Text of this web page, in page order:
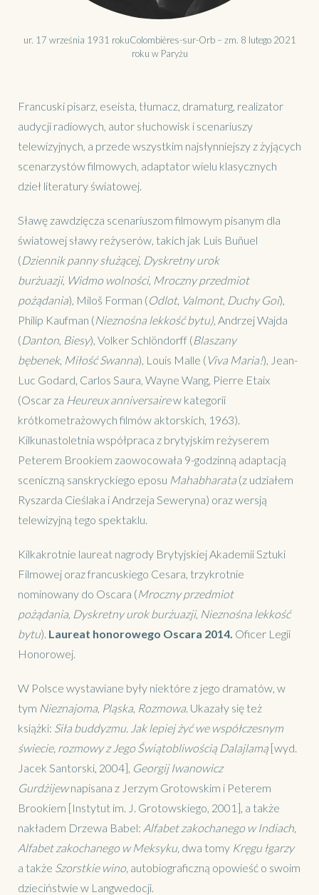
ur. 17 września 1931 rokuColombières-sur-Orb – zm. 8 lutego 2021
roku w Paryżu
Francuski pisarz, eseista, tłumacz, dramaturg, realizator
audycji radiowych, autor słuchowisk i scenariuszy
telewizyjnych, a przede wszystkim najsłynniejszy z żyjących
scenarzystów filmowych, adaptator wielu klasycznych
dzieł literatury światowej.
Sławę zawdzięcza scenariuszom filmowym pisanym dla
światowej sławy reżyserów, takich jak Luis Buñuel
(Dziennik panny służącej, Dyskretny urok
burżuazji, Widmo wolności, Mroczny przedmiot
pożądania), Miloš Forman (Odlot, Valmont, Duchy Goi),
Philip Kaufman (Nieznośna lekkość bytu), Andrzej Wajda
(Danton, Biesy), Volker Schlöndorff (Blaszany
bębenek, Miłość Swanna), Louis Malle ( Viva Maria!), Jean-
Luc Godard, Carlos Saura, Wayne Wang, Pierre Etaix
(Oscar za Heureux anniversairew kategorii
krótkometrażowych filmów aktorskich, 1963).
Kilkunastoletnia współpraca z brytyjskim reżyserem
Peterem Brookiem zaowocowała 9-godzinną adaptacją
sceniczną sanskryckiego eposu Mahabharata (z udziałem
Ryszarda Cieślaka i Andrzeja Seweryna) oraz wersją
telewizyjną tego spektaklu.
Kilkakrotnie laureat nagrody Brytyjskiej Akademii Sztuki
Filmowej oraz francuskiego Cesara, trzykrotnie
nominowany do Oscara (Mroczny przedmiot
pożądania, Dyskretny urok burżuazji, Nieznośna lekkość
bytu). Laureat honorowego Oscara 2014. Oficer Legii
Honorowej.
W Polsce wystawiane były niektóre z jego dramatów, w
tym Nieznajoma, Pląska, Rozmowa. Ukazały się też
książki: Siła buddyzmu. Jak lepiej żyć we współczesnym
świecie, rozmowy z Jego Świątobliwością Dalajlamą [wyd.
Jacek Santorski, 2004], Georgij Iwanowicz
Gurdżijewnapisana z Jerzym Grotowskim i Peterem
Brookiem [Instytut im. J. Grotowskiego, 2001], a także
nakładem Drzewa Babel: Alfabet zakochanego w Indiach,
Alfabet zakochanego w Meksyku, dwa tomy Kręgu łgarzy
a także Szorstkie wino, autobiograficzną opowieść o swoim
dzieciństwie w Langwedocji.